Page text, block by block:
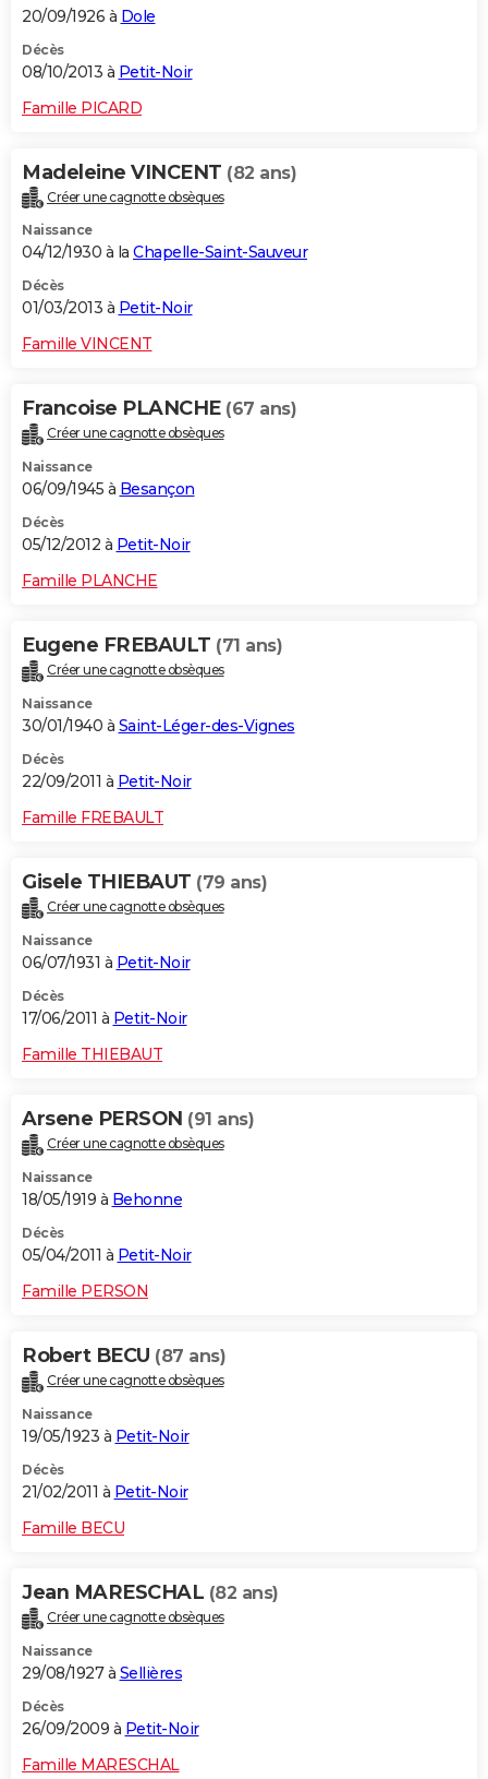
20/09/1926 à Dole
Décès
08/10/2013 à Petit-Noir
Famille PICARD
Madeleine VINCENT (82 ans)
Créer une cagnotte obsèques
Naissance
04/12/1930 à la Chapelle-Saint-Sauveur
Décès
01/03/2013 à Petit-Noir
Famille VINCENT
Francoise PLANCHE (67 ans)
Créer une cagnotte obsèques
Naissance
06/09/1945 à Besançon
Décès
05/12/2012 à Petit-Noir
Famille PLANCHE
Eugene FREBAULT (71 ans)
Créer une cagnotte obsèques
Naissance
30/01/1940 à Saint-Léger-des-Vignes
Décès
22/09/2011 à Petit-Noir
Famille FREBAULT
Gisele THIEBAUT (79 ans)
Créer une cagnotte obsèques
Naissance
06/07/1931 à Petit-Noir
Décès
17/06/2011 à Petit-Noir
Famille THIEBAUT
Arsene PERSON (91 ans)
Créer une cagnotte obsèques
Naissance
18/05/1919 à Behonne
Décès
05/04/2011 à Petit-Noir
Famille PERSON
Robert BECU (87 ans)
Créer une cagnotte obsèques
Naissance
19/05/1923 à Petit-Noir
Décès
21/02/2011 à Petit-Noir
Famille BECU
Jean MARESCHAL (82 ans)
Créer une cagnotte obsèques
Naissance
29/08/1927 à Sellières
Décès
26/09/2009 à Petit-Noir
Famille MARESCHAL